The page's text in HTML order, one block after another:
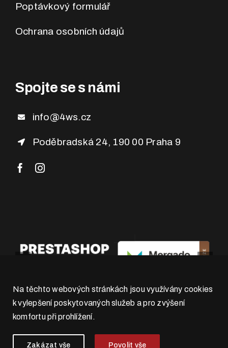
Poptávkový formulář
Ochrana osobních údajů
Spojte se s námi
info@4ws.cz
Poděbradská 24, 190 00 Praha 9
Na těchto webových stránkách jsou využívány cookies
k vylepšení poskytovaných služeb a pro zvýšení
komfortu při prohlížení.
Zakázat vše Povolit vše